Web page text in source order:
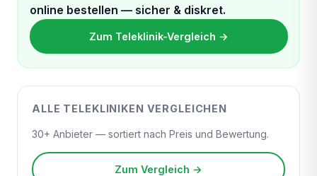
online bestellen — sicher & diskret.
Zum Teleklinik-Vergleich →
ALLE TELEKLINIKEN VERGLEICHEN
30+ Anbieter — sortiert nach Preis und Bewertung.
Zum Vergleich →